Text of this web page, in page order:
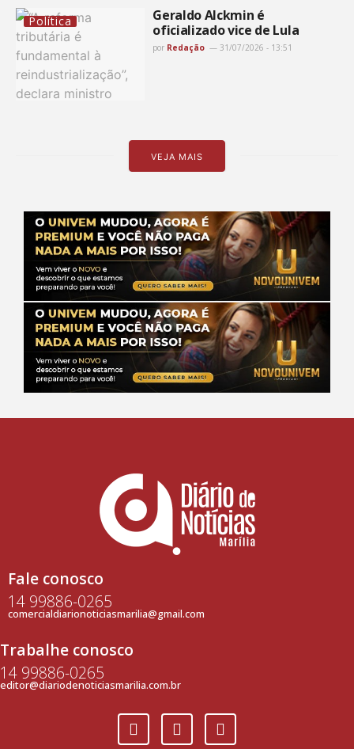
Política
Geraldo Alckmin é
oficializado vice de Lula
por Redação 31/07/2026 - 13:51
VEJA MAIS
Fale conosco
14 99886-0265
comercialdiarionoticiasmarilia@gmail.com
Trabalhe conosco
14 99886-0265
editor@diariodenoticiasmarilia.com.br